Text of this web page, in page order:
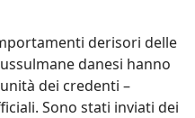
derisori delle
danesi hanno
dei credenti –
Sono stati inviati dei